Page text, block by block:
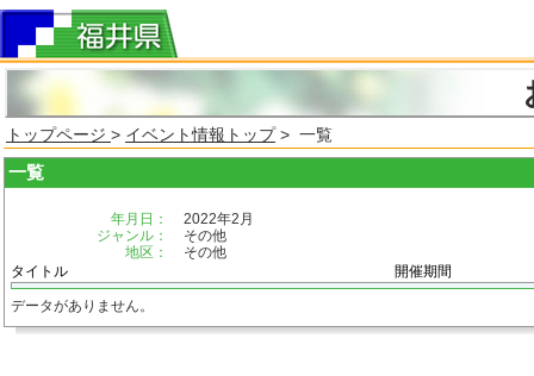
トップページ > イベント情報トップ> 一覧
一覧
年月日：
2022年2月
ジャンル：
その他
地区：
その他
タイトル
開催期間
データがありません。